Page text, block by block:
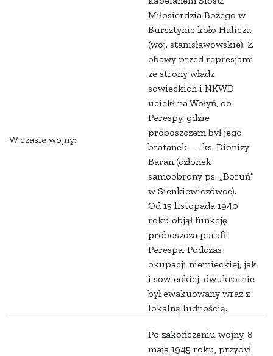
W czasie wojny:
Miłosierdzia Bożego w
Bursztynie koło Halicza
(woj. stanisławowskie). Z
obawy przed represjami
ze strony władz
sowieckich i NKWD
uciekł na Wołyń, do
Perespy, gdzie
proboszczem był jego
bratanek — ks. Dionizy
Baran (członek
samoobrony ps. „Boruń”
w Sienkiewiczówce).
Od 15 listopada 1940
roku objął funkcję
proboszcza parafii
Perespa. Podczas
okupacji niemieckiej, jak
i sowieckiej, dwukrotnie
był ewakuowany wraz z
lokalną ludnością.
Po zakończeniu wojny, 8
maja 1945 roku, przybył